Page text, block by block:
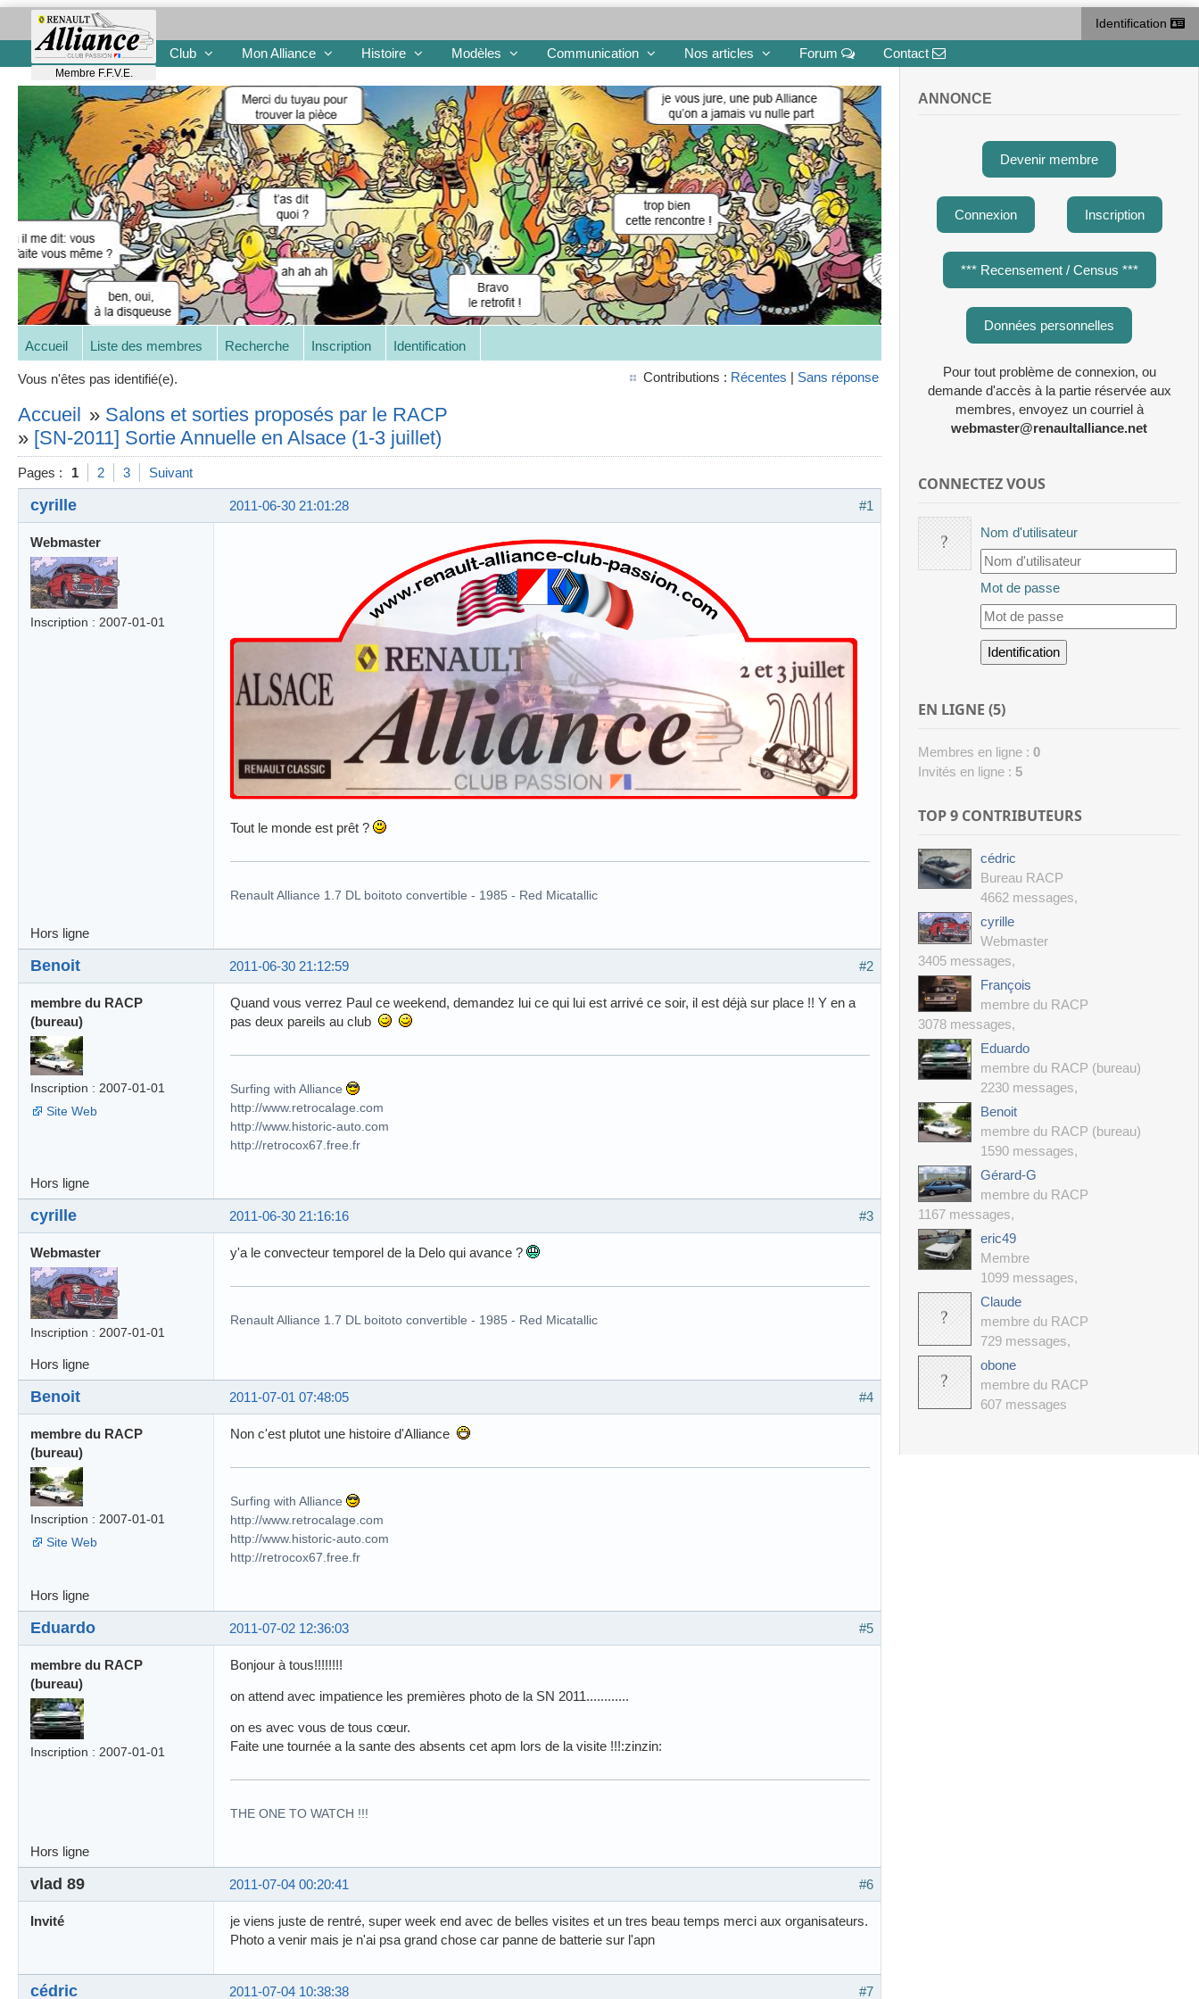
Membre F.F.V.E.
Identification
Club Mon Alliance Histoire Modèles Communication Nos articles Forum Contact
Accueil Liste des membres Recherche Inscription Identification
Vous n'êtes pas identifié(e). Contributions : Récentes | Sans réponse
Accueil » Salons et sorties proposés par le RACP
» [SN-2011] Sortie Annuelle en Alsace (1-3 juillet)
Pages : 1 2 3 Suivant
#1
2011-06-30 21:01:28
cyrille
Webmaster
Inscription : 2007-01-01
Tout le monde est prêt ?
Renault Alliance 1.7 DL boitoto convertible - 1985 - Red Micatallic
Hors ligne
#2
2011-06-30 21:12:59
Benoit
membre du RACP
(bureau)
Inscription : 2007-01-01
Site Web
Quand vous verrez Paul ce weekend, demandez lui ce qui lui est arrivé ce soir, il est déjà sur place !! Y en a
pas deux pareils au club
Surfing with Alliance
http://www.retrocalage.com
http://www.historic-auto.com
http://retrocox67.free.fr
Hors ligne
#3
2011-06-30 21:16:16
cyrille
Webmaster
Inscription : 2007-01-01
y'a le convecteur temporel de la Delo qui avance ?
Renault Alliance 1.7 DL boitoto convertible - 1985 - Red Micatallic
Hors ligne
#4
2011-07-01 07:48:05
Benoit
membre du RACP
(bureau)
Inscription : 2007-01-01
Site Web
Non c'est plutot une histoire d'Alliance
Surfing with Alliance
http://www.retrocalage.com
http://www.historic-auto.com
http://retrocox67.free.fr
Hors ligne
#5
2011-07-02 12:36:03
Eduardo
membre du RACP
(bureau)
Inscription : 2007-01-01
Bonjour à tous!!!!!!!!
on attend avec impatience les premières photo de la SN 2011............
on es avec vous de tous cœur.
Faite une tournée a la sante des absents cet apm lors de la visite !!!:zinzin:
THE ONE TO WATCH !!!
Hors ligne
#6
2011-07-04 00:20:41
vlad 89
Invité
je viens juste de rentré, super week end avec de belles visites et un tres beau temps merci aux organisateurs.
Photo a venir mais je n'ai psa grand chose car panne de batterie sur l'apn
#7
2011-07-04 10:38:38
cédric
ANNONCE
Devenir membre
Connexion Inscription
*** Recensement / Census ***
Données personnelles
Pour tout problème de connexion, ou
demande d'accès à la partie réservée aux
membres, envoyez un courriel à
webmaster@renaultalliance.net
CONNECTEZ VOUS
Nom d'utilisateur
Mot de passe
EN LIGNE (5)
Membres en ligne : 0
Invités en ligne : 5
TOP 9 CONTRIBUTEURS
cédric
Bureau RACP
4662 messages,
cyrille
Webmaster
3405 messages,
François
membre du RACP
3078 messages,
Eduardo
membre du RACP (bureau)
2230 messages,
Benoit
membre du RACP (bureau)
1590 messages,
Gérard-G
membre du RACP
1167 messages,
eric49
Membre
1099 messages,
Claude
membre du RACP
729 messages,
obone
membre du RACP
607 messages